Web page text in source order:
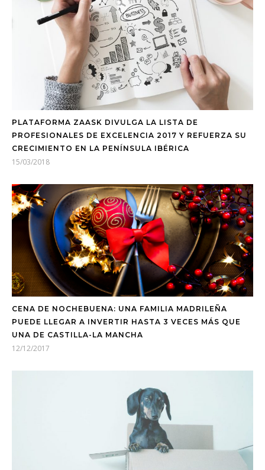
PLATAFORMA ZAASK DIVULGA LA LISTA DE
PROFESIONALES DE EXCELENCIA 2017 Y REFUERZA SU
CRECIMIENTO EN LA PENÍNSULA IBÉRICA
15/03/2018
CENA DE NOCHEBUENA: UNA FAMILIA MADRILEÑA
PUEDE LLEGAR A INVERTIR HASTA 3 VECES MÁS QUE
UNA DE CASTILLA-LA MANCHA
12/12/2017